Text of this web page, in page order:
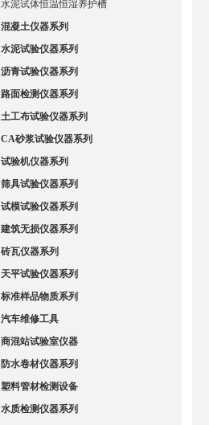
水泥试体恒温恒湿养护槽
混凝土仪器系列
水泥试验仪器系列
沥青试验仪器系列
路面检测仪器系列
土工布试验仪器系列
CA砂浆试验仪器系列
试验机仪器系列
筛具试验仪器系列
试模试验仪器系列
建筑无损仪器系列
砖瓦仪器系列
天平试验仪器系列
标准样品物质系列
汽车维修工具
商混站试验室仪器
防水卷材仪器系列
塑料管材检测设备
水质检测仪器系列